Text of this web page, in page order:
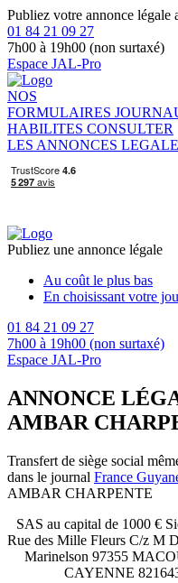
Publiez votre annonce légale
01 84 21 09 27
7h00 à 19h00 (non surtaxé)
Espace JAL-Pro
NOS
FORMULAIRES
HABILITES CONSULTER
LES ANNONCES
Publiez une annonce légale
Au coût le plus bas
En choisissant votre
01 84 21 09 27
7h00 à 19h00 (non surtaxé)
Espace JAL-Pro
ANNONCE
AMBAR
Transfert de siège social
dans le journal France
AMBAR CHARPENTE
SAS au capital de 1000 €
Rue des Mille Fleurs C/z M
Marinelson 97355
CAYENNE